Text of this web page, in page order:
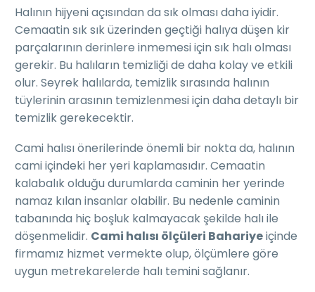
Halının hijyeni açısından da sık olması daha iyidir.
Cemaatin sık sık üzerinden geçtiği halıya düşen kir
parçalarının derinlere inmemesi için sık halı olması
gerekir. Bu halıların temizliği de daha kolay ve etkili
olur. Seyrek halılarda, temizlik sırasında halının
tüylerinin arasının temizlenmesi için daha detaylı bir
temizlik gerekecektir.
Cami halısı önerilerinde önemli bir nokta da, halının
cami içindeki her yeri kaplamasıdır. Cemaatin
kalabalık olduğu durumlarda caminin her yerinde
namaz kılan insanlar olabilir. Bu nedenle caminin
tabanında hiç boşluk kalmayacak şekilde halı ile
döşenmelidir. Cami halısı ölçüleri Bahariyeiçinde
firmamız hizmet vermekte olup, ölçümlere göre
uygun metrekarelerde halı temini sağlanır.